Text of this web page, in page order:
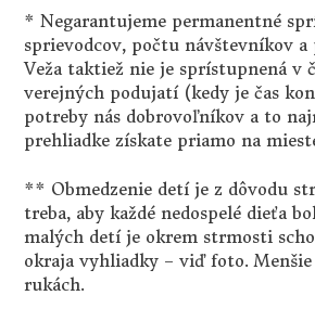
* Negarantujeme permanentné
sprievodcov, počtu návštevníkov
Veža taktiež nie je sprístupnená v
verejných podujatí (kedy je čas
potreby nás dobrovoľníkov a to
prehliadke získate priamo na
** Obmedzenie detí je z dôvodu
treba, aby každé nedospelé dieťa
malých detí je okrem strmosti
okraja vyhliadky – viď foto.
rukách.